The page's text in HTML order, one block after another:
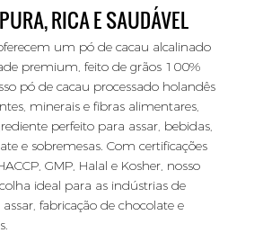
RICA E SAUDÁVEL
um pó de cacau alcalinado
premium, feito de grãos 100%
pó de cacau processado holandês
minerais e fibras alimentares,
perfeito para assar, bebidas,
e sobremesas. Com certificações
GMP, Halal e Kosher, nosso
ideal para as indústrias de
fabricação de chocolate e